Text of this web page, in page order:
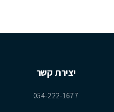
יצירת קשר
054-222-1677